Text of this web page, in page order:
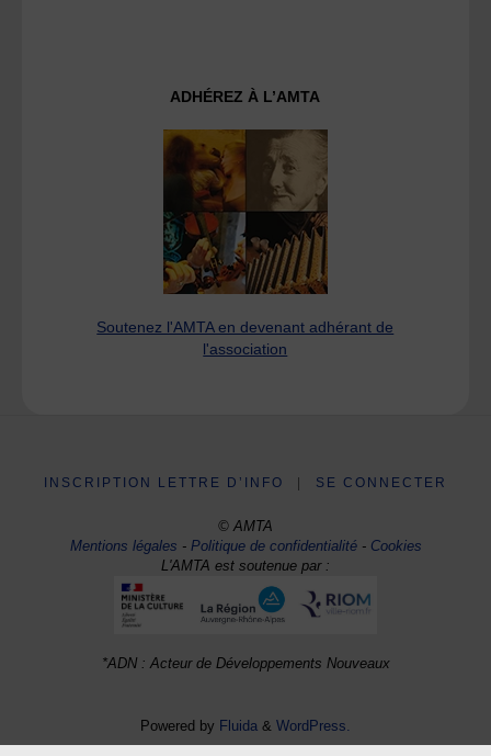
ADHÉREZ À L’AMTA
Soutenez l'AMTA en devenant adhérant de
l'association
INSCRIPTION LETTRE D’INFO SE CONNECTER
© AMTA
Mentions légales -Politique de confidentialité- Cookies
L'AMTA est soutenue par :
*ADN : Acteur de Développements Nouveaux
Powered by Fluida & WordPress.